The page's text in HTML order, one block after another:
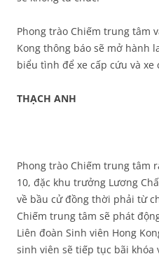
Phong trào Chiếm trung tâm
Kong thông báo sẽ mở hành
biểu tình để xe cấp cứu và
THẠCH ANH
Phong trào Chiếm trung tâm
10, đặc khu trưởng Lương
về bầu cử đồng thời phải từ
Chiếm trung tâm sẽ phát
Liên đoàn Sinh viên Hong
sinh viên sẽ tiếp tục bãi khóa